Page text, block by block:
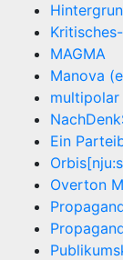
MAGMA
Manova
multipolar
Ein
Overton